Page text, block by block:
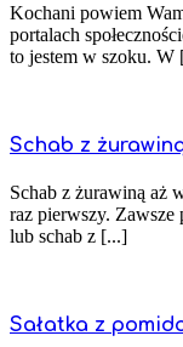
Kochani powiem
portalach
to jestem w szoku. W
Schab z
Schab z żurawiną aż
raz pierwszy. Zawsze
lub schab z [...]
Sałatka z